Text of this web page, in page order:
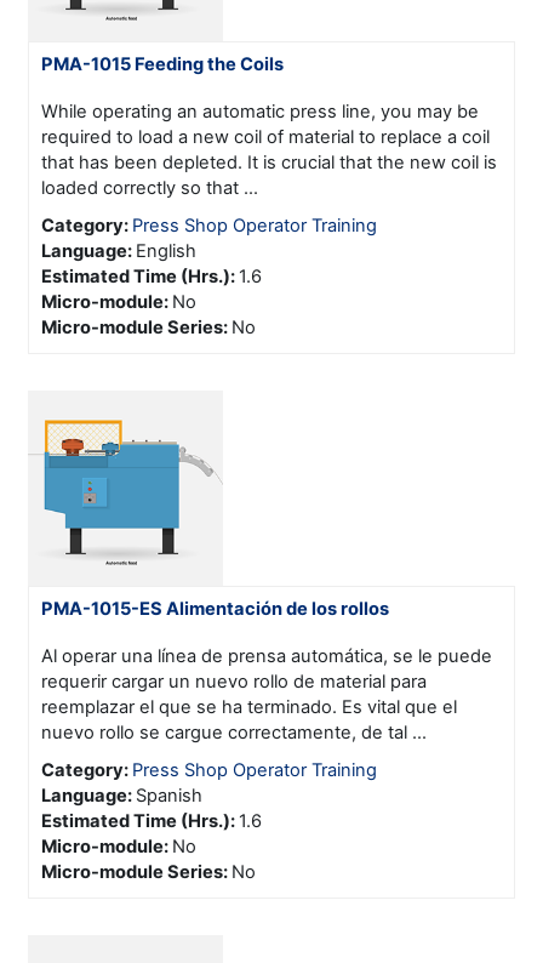
PMA-1015 Feeding the Coils
While operating an automatic press line, you may be
required to load a new coil of material to replace a coil
that has been depleted. It is crucial that the new coil is
loaded correctly so that ...
Category: Press Shop Operator Training
Language: English
Estimated Time (Hrs.): 1.6
Micro-module: No
Micro-module Series: No
PMA-1015-ES Alimentación de los rollos
Al operar una línea de prensa automática, se le puede
requerir cargar un nuevo rollo de material para
reemplazar el que se ha terminado. Es vital que el
nuevo rollo se cargue correctamente, de tal ...
Category: Press Shop Operator Training
Language: Spanish
Estimated Time (Hrs.): 1.6
Micro-module: No
Micro-module Series: No